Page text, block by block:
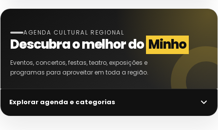
AGENDA CULTURAL REGIONAL
Descubra o melhor do Minho
Eventos, concertos, festas, teatro, exposições e
programas para aproveitar em toda a região.
Explorar agenda e categorias